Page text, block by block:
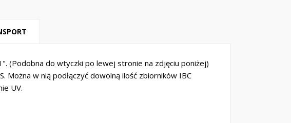
(Podobna do wtyczki po lewej stronie na zdjęciu poniżej)
Można w nią podłączyć dowolną ilość zbiorników IBC
UV.